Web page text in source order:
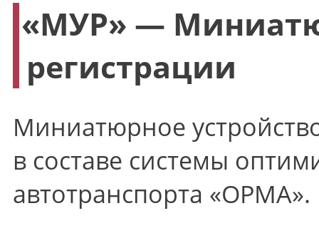
«МУР» —
регистрации
Миниатюрное
в составе системы
автотранспорта «ОРМА».